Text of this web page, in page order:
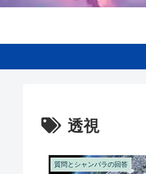
透視
質問とシャンバラの回答